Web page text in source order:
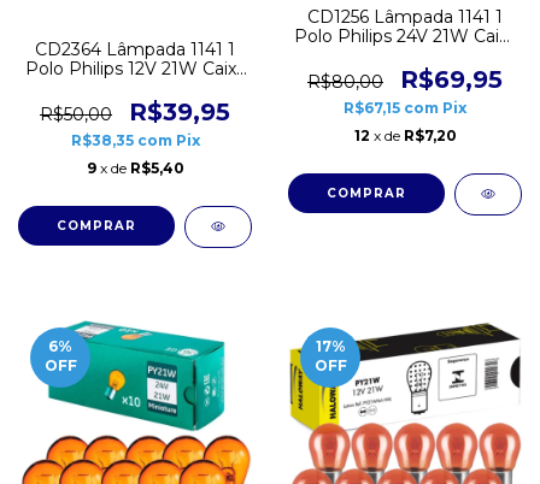
CD2364 Lâmpada 1141 1
Polo Philips 12V 21W Caixa
R$50,00
R$39,95
R$38,35 com Pix
9 x de R$5,40
CD1256 Lâmpada 1141 1
Polo Philips 24V 21W Caixa
R$80,00
R$69,95
R$67,15 com Pix
12 x de R$7,20
6%
OFF
17%
OFF